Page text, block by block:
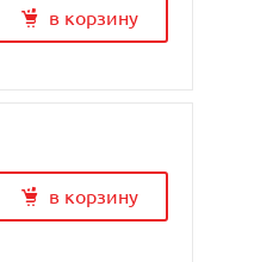
в корзину
в корзину